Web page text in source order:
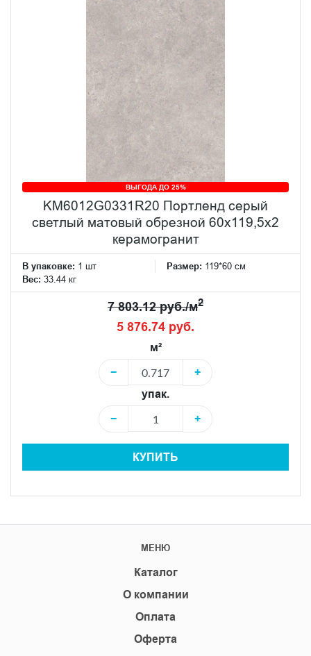
ВЫГОДА ДО 25%
KM6012G0331R20 Портленд серый
светлый матовый обрезной 60x119,5x2
керамогранит
В упаковке: 1 шт Размер: 119*60 см
Вес: 33.44 кг
7 803.12 руб./м2
5 876.74 руб.
м²
−
+
упак.
−
+
КУПИТЬ
МЕНЮ
Каталог
О компании
Оплата
Оферта